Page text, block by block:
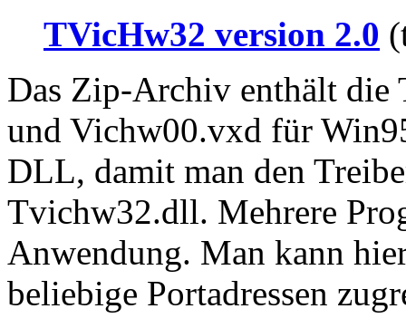
TVicHw32 version 2.0
Das Zip-Archiv enthält die
und Vichw00.vxd für
DLL, damit man den
Tvichw32.dll. Mehrere
Anwendung. Man kann
beliebige Portadressen